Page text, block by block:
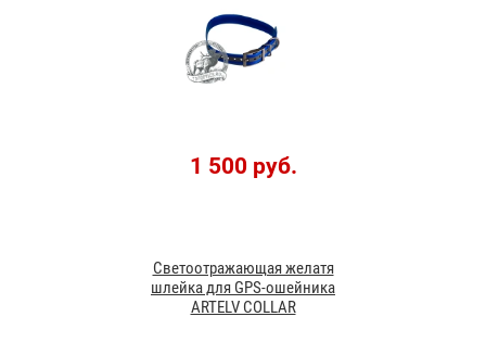
1 500 руб.
Светоотражающая желатя
шлейка для GPS-ошейника
ARTELV COLLAR